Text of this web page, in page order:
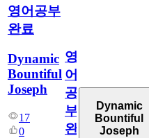
영어공부
완료
Dynamic
Bountiful
Joseph
17
0
영
어
공
부
완
Dynamic
Bountiful
Joseph